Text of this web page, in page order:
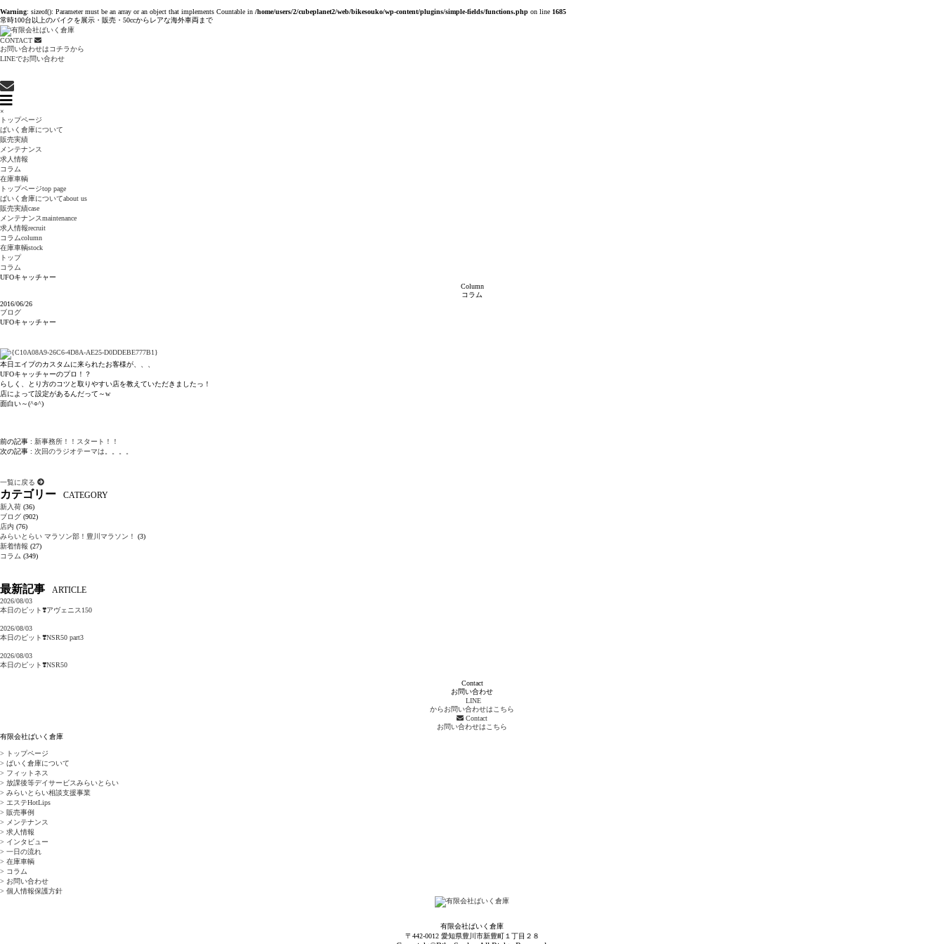
Warning: sizeof(): Parameter must be an array or an object that implements Countable in /home/users/2/cubeplanet2/web/bikesouko/wp-content/plugins/simple-fields/functions.php on line 1685
常時100台以上のバイクを展示・販売・50ccからレアな海外車両まで
CONTACT
お問い合わせはコチラから
LINEでお問い合わせ
×
トップページ
ばいく倉庫について
販売実績
メンテナンス
求人情報
コラム
在庫車輌
トップページtop page
ばいく倉庫についてabout us
販売実績case
メンテナンスmaintenance
求人情報recruit
コラムcolumn
在庫車輌stock
トップ
コラム
UFOキャッチャー
Column
コラム
2016/06/26
ブログ
UFOキャッチャー
本日エイプのカスタムに来られたお客様が、、、
UFOキャッチャーのプロ！？
らしく、とり方のコツと取りやすい店を教えていただきましたっ！
店によって設定があるんだって～w
面白い～(^○^)
前の記事 : 新事務所！！スタート！！
次の記事 : 次回のラジオテーマは。。。。
一覧に戻る
カテゴリー CATEGORY
新入荷 (36)
ブログ (902)
店内 (76)
みらいとらい マラソン部！豊川マラソン！
(3)
新着情報 (27)
コラム (349)
最新記事 ARTICLE
2026/08/03
本日のピット❣️アヴェニス150
2026/08/03
本日のピット❣️NSR50 part3
2026/08/03
本日のピット❣️NSR50
Contact
お問い合わせ
LINE
からお問い合わせはこちら
Contact
お問い合わせはこちら
有限会社ばいく倉庫
> トップページ
> ばいく倉庫について
> フィットネス
> 放課後等デイサービスみらいとらい
> みらいとらい相談支援事業
> エステHotLips
> 販売事例
> メンテナンス
> 求人情報
> インタビュー
> 一日の流れ
> 在庫車輌
> コラム
> お問い合わせ
> 個人情報保護方針
有限会社ばいく倉庫
〒442-0012 愛知県豊川市新豊町１丁目２８